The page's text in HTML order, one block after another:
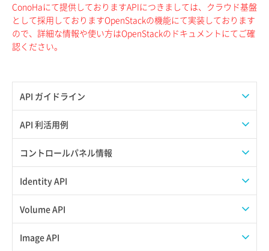
API ガイドライン
APIのご利用について
API 利活用例
APIでAPIサブユーザーを作成する
APIでVPSにISOイメージを挿入する
APIでVPSを作成する
コントロールパネル情報
APIユーザーを作成する
API情報を確認する
Identity API
Credential一覧取得
Credential作成
Volume API
スナップショット一覧取得
Image API
ConoHaにて提供しておりますAPIにつきましては、クラウド基盤
として採用しておりますOpenStackの機能にて実装しております
ので、詳細な情報や使い方はOpenStackのドキュメントにてご確
認ください。